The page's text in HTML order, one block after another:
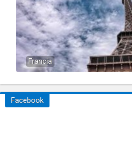
Francia
Facebook